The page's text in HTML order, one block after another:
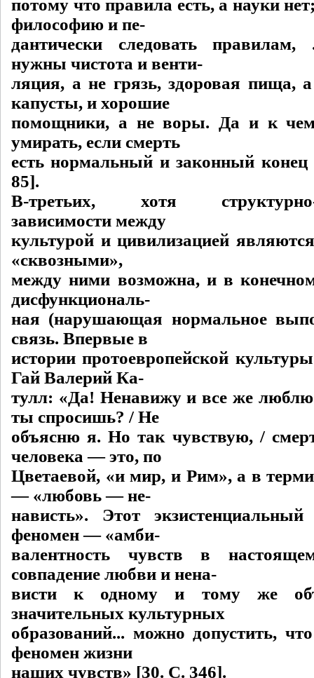
потому что правила есть, а науки
философию и пе-
дантически следовать правилам,
нужны чистота и венти-
ляция, а не грязь, здоровая пища,
капусты, и хорошие
помощники, а не воры. Да и к
умирать, если смерть
есть нормальный и законный конец
85].
В-третьих, хотя структурно-
зависимости между
культурой и цивилизацией
«сквозными»,
между ними возможна, и в конечном
дисфункциональ-
ная (нарушающая нормальное
связь. Впервые в
истории протоевропейской
Гай Валерий Ка-
тулл: «Да! Ненавижу и все же
ты спросишь? / Не
объясню я. Но так чувствую, /
человека — это, по
Цветаевой, «и мир, и Рим», а в
— «любовь — не-
нависть». Этот
феномен — «амби-
валентность чувств в
совпадение любви и нена-
висти к одному и тому же
значительных культурных
образований... можно допустить,
феномен жизни
наших чувств» [30. C. 346].